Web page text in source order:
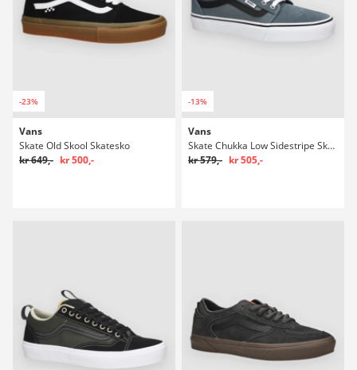
-23%
Vans
Skate Old Skool Skatesko
kr 649,- kr 500,-
-13%
Vans
Skate Chukka Low Sidestripe Skatesko
kr 579,- kr 505,-